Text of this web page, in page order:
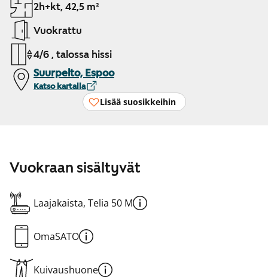
2h+kt, 42,5 m²
Vuokrattu
4/6 , talossa hissi
Suurpelto, Espoo
Katso kartalla
Lisää suosikkeihin
Vuokraan sisältyvät
Laajakaista, Telia 50 M
OmaSATO
Kuivaushuone